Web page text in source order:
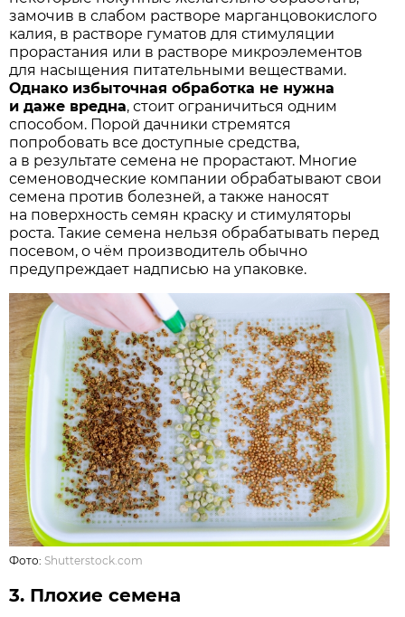
замочив в слабом растворе марганцовокислого
калия, в растворе гуматов для стимуляции
прорастания или в растворе микроэлементов
для насыщения питательными веществами.
Однако избыточная обработка не нужна
и даже вредна, стоит ограничиться одним
способом. Порой дачники стремятся
попробовать все доступные средства,
а в результате семена не прорастают. Многие
семеноводческие компании обрабатывают свои
семена против болезней, а также наносят
на поверхность семян краску и стимуляторы
роста. Такие семена нельзя обрабатывать перед
посевом, о чём производитель обычно
предупреждает надписью на упаковке.
Фото:Shutterstock.com
3. Плохие семена